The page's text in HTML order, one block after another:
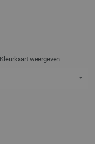
Kleurkaart weergeven